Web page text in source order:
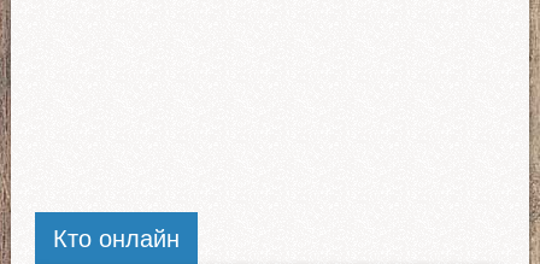
Кто онлайн